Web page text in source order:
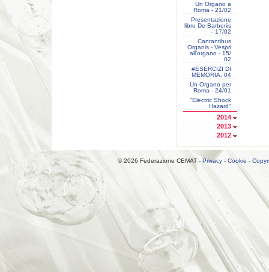
Un Organo a
Roma - 21/02
Presentazione
libro De Barberiis
- 17/02
Cantantibus
Organis - Vespri
all'organo - 15/
02
#ESERCIZI DI
MEMORIA. 04
Un Organo per
Roma - 24/01
"Electric Shock
Hazard"
2014
2013
2012
© 2026 Federazione CEMAT - Privacy- Cookie -